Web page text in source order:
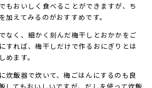
もおいしく食べることができますが、ち
加えてみるのがおすすめです。
なく、細かく刻んだ梅干しとおかかをご
すれば、梅干しだけで作るおにぎりとは
めます。
炊飯器で炊いて、梅ごはんにするのも良